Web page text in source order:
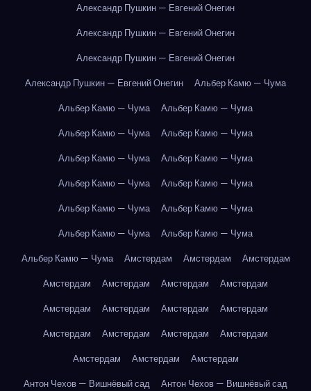
Александр Пушкин — Евгений Онегин
Александр Пушкин — Евгений Онегин
Александр Пушкин — Евгений Онегин
Александр Пушкин — Евгений Онегин
Альбер Камю — Чума
Альбер Камю — Чума
Альбер Камю — Чума
Альбер Камю — Чума
Альбер Камю — Чума
Альбер Камю — Чума
Альбер Камю — Чума
Альбер Камю — Чума
Альбер Камю — Чума
Альбер Камю — Чума
Альбер Камю — Чума
Альбер Камю — Чума
Альбер Камю — Чума
Альбер Камю — Чума
Амстердам Амстердам
Амстердам
Амстердам
Амстердам Амстердам
Амстердам
Амстердам
Амстердам Амстердам
Амстердам
Амстердам
Амстердам Амстердам
Амстердам
Амстердам
Амстердам
Амстердам
Антон Чехов — Вишнёвый сад
Антон Чехов — Вишнёвый сад